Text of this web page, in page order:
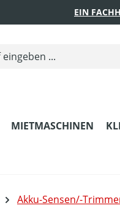
EIN
MIETMASCHINEN
Akku-Sensen/-